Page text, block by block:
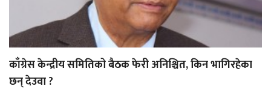
काँग्रेस केन्द्रीय समितिको बैठक फेरी अनिश्चित, किन भागिरहेका
छन् देउवा ?